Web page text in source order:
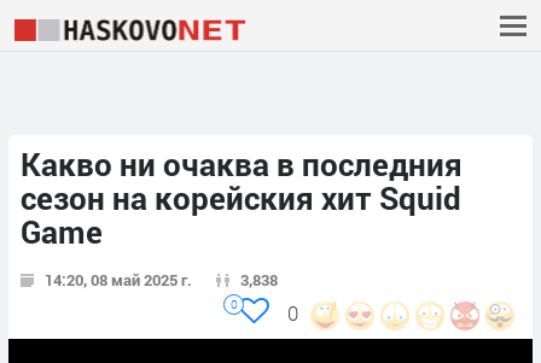
Какво ни очаква в последния
сезон на корейския хит Squid
Game
14:20, 08 май 2025 г. 3,838
0
0